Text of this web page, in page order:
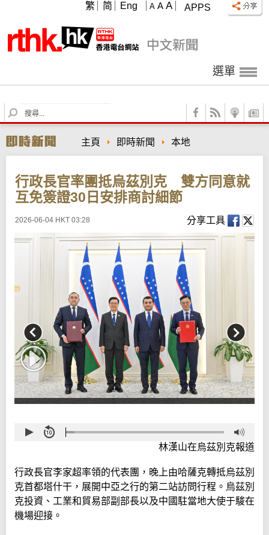
APPS
A A A
繁 简 Eng
選單
S
e
r
c
主頁 即時新聞 本地
行政長官率團抵烏茲別克 雙方同意就
互免簽證30日安排商討細節
2026-06-04 HKT 03:28 分享工具
林漢山在烏茲別克報道
行政長官李家超率領的代表團，晚上由哈薩克轉抵烏茲別
克首都塔什干，展開中亞之行的第二站訪問行程。烏茲別
克投資、工業和貿易部副部長以及中國駐當地大使于駿在
機場迎接。